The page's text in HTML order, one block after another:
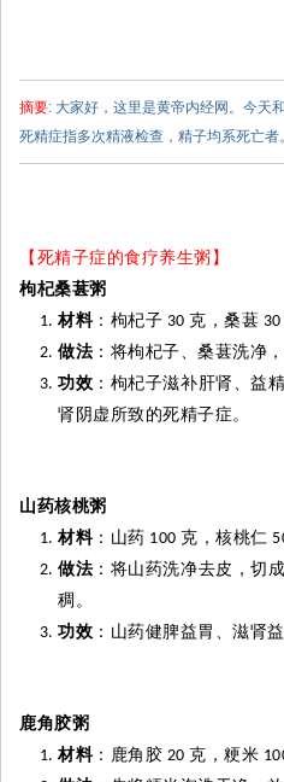
摘要: 大家好，这里是黄帝内经网。今天
死精症指多次精液检查，精子均系死亡者
【死精子症的食疗养生粥】
枸杞桑葚粥
材料：枸杞子 30 克，桑葚 30
做法 ：将枸杞子、桑葚洗净
功效 ：枸杞子滋补肝肾、益
肾阴虚所致的死精子症。
山药核桃粥
材料：山药 100 克，核桃仁
做法 ：将山药洗净去皮，切
稠。
功效 ：山药健脾益胃、滋肾
鹿角胶粥
材料：鹿角胶 20 克，粳米